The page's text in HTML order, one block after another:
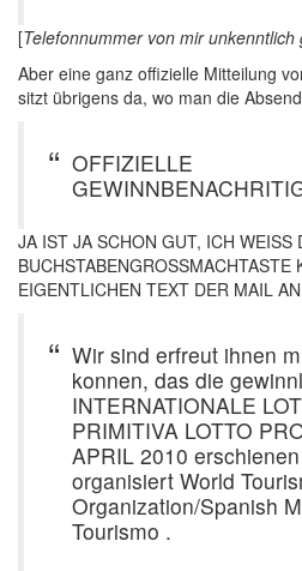
[Telefonnummer von mir unkenntlich
Aber eine ganz offizielle Mitteilung
sitzt übrigens da, wo man die
OFFIZIELLE
JA IST JA SCHON GUT, ICH WEISS
EIGENTLICHEN TEXT DER MAIL
Wir sind erfreut ihnen
konnen, das die
INTERNATIONALE
PRIMITIVA LOTTO
APRIL 2010
organisiert World
Organization/Spanish
Tourismo .